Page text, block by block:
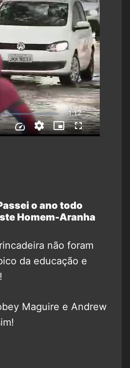
o ano todo
Homem-Aranha
não foram
da educação e
Maguire e Andrew